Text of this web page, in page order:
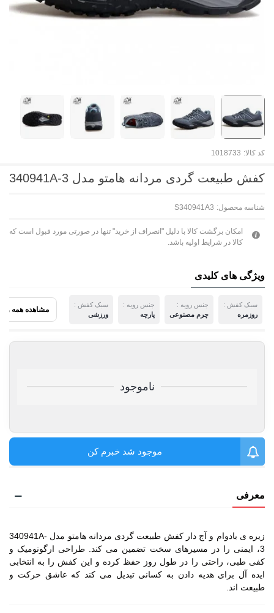
کد کالا: 1018733
کفش طبیعت گردی مردانه هامتو مدل 340941A-3
شناسه محصول: S340941A3
امکان برگشت کالا با دلیل "انصراف از خرید" تنها در صورتی مورد قبول است که
کالا در شرایط اولیه باشد.
ویژگی های کلیدی
سبک کفش :
روزمره
جنس رویه :
چرم مصنوعی
جنس رویه :
پارچه
سبک کفش :
ورزشی
مشاهده همه
ناموجود
موجود شد خبرم کن
معرفی
زیره ی بادوام و آج دار کفش طبیعت گردی مردانه هامتو مدل 340941A-
3، ایمنی را در مسیرهای سخت تضمین می کند. طراحی ارگونومیک و
کفی طبی، راحتی را در طول روز حفظ کرده و این کفش را به انتخابی
ایده آل برای هدیه دادن به کسانی تبدیل می کند که عاشق حرکت و
طبیعت اند.